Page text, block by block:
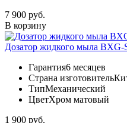
7 900 руб.
В корзину
Дозатор жидкого мыла
Гарантия6 месяцев
Страна изготовитель
ТипМеханический
ЦветХром матовый
1 900 руб.